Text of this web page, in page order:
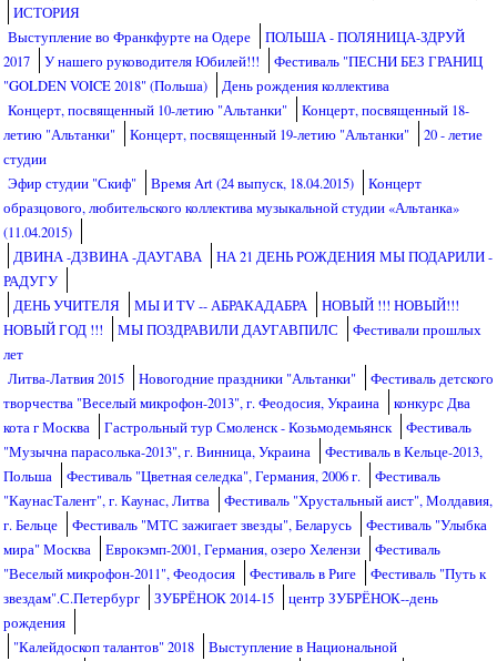
ИСТОРИЯ
Выступление во Франкфурте на Одере
ПОЛЬША - ПОЛЯНИЦА-ЗДРУЙ
2017
У нашего руководителя Юбилей!!!
Фестиваль "ПЕСНИ БЕЗ ГРАНИЦ
"GOLDEN VOICE 2018" (Польша)
День рождения коллектива
Концерт, посвященный 10-летию "Альтанки"
Концерт, посвященный 18-
летию "Альтанки"
Концерт, посвященный 19-летию "Альтанки"
20 - летие
студии
Эфир студии "Скиф"
Время Art (24 выпуск, 18.04.2015)
Концерт
образцового, любительского коллектива музыкальной студии «Альтанка»
(11.04.2015)
ДВИНА -ДЗВИНА -ДАУГАВА
НА 21 ДЕНЬ РОЖДЕНИЯ МЫ ПОДАРИЛИ -
РАДУГУ
ДЕНЬ УЧИТЕЛЯ
МЫ И TV -- АБРАКАДАБРА
НОВЫЙ !!! НОВЫЙ!!!
НОВЫЙ ГОД !!!
МЫ ПОЗДРАВИЛИ ДАУГАВПИЛС
Фестивали прошлых
лет
Литва-Латвия 2015
Новогодние праздники "Альтанки"
Фестиваль детского
творчества "Веселый микрофон-2013", г. Феодосия, Украина
конкурс Два
кота г Москва
Гастрольный тур Смоленск - Козьмодемьянск
Фестиваль
"Музычна парасолька-2013", г. Винница, Украина
Фестиваль в Кельце-2013,
Польша
Фестиваль "Цветная селедка", Германия, 2006 г.
Фестиваль
"КаунасТалент", г. Каунас, Литва
Фестиваль "Хрустальный аист", Молдавия,
г. Бельце
Фестиваль "МТС зажигает звезды", Беларусь
Фестиваль "Улыбка
мира" Москва
Еврокэмп-2001, Германия, озеро Хелензи
Фестиваль
"Веселый микрофон-2011", Феодосия
Фестиваль в Риге
Фестиваль "Путь к
звездам".С.Петербург
ЗУБРЁНОК 2014-15
центр ЗУБРЁНОК--день
рождения
"Калейдоскоп талантов" 2018
Выступление в Национальной